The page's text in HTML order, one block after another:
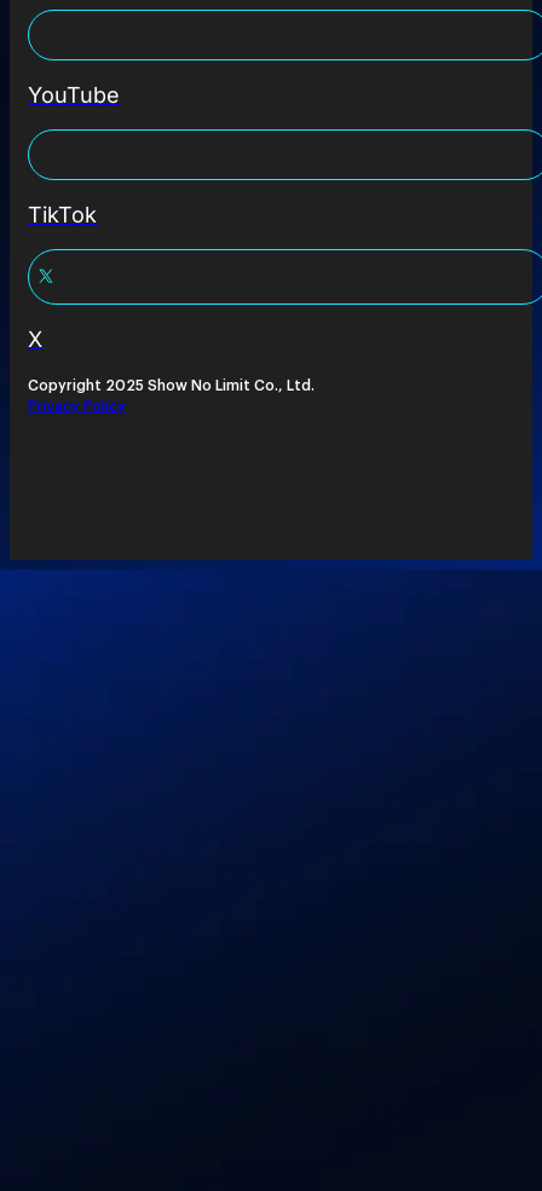
YouTube
TikTok
X
Copyright 2025 Show No Limit Co., Ltd.
Privacy Policy